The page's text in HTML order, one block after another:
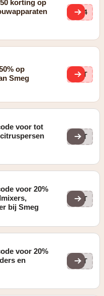
korting op
PV4
op
Smeg
ltT
voor tot
DET
voor 20%
bij Smeg
DET
voor 20%
en
DET